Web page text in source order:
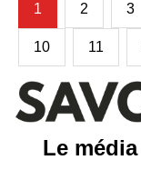
1 2 3
10 11
Le